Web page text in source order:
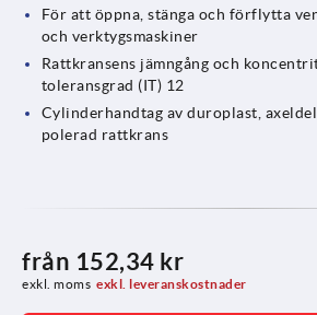
För att öppna, stänga och förflytta
och verktygsmaskiner
Rattkransens jämngång och
toleransgrad (IT) 12
Cylinderhandtag av duroplast,
polerad rattkrans
från 152,34 kr
exkl. moms exkl. leveranskostnader